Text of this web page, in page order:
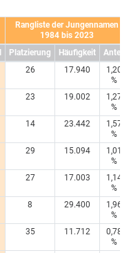
Rangliste der Jungennamen
1984 bis 2023
Platzierung Häufigkeit
Anteil
26 17.940
1,20
%
23 19.002
1,27
%
14 23.442
1,57
%
29 15.094
1,01
%
27 17.003
1,14
%
8 29.400
1,96
%
35 11.712
0,78
%